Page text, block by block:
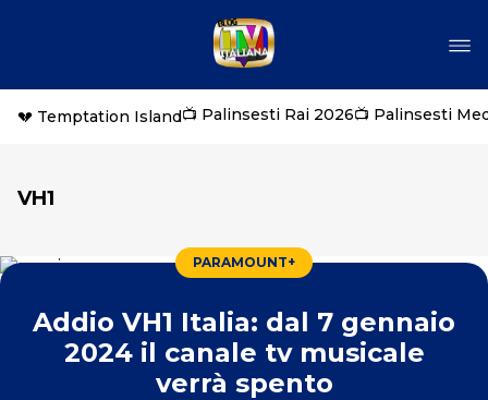
💔 Temptation Island📺 Palinsesti Rai 2026📺 Palinsesti
VH1
PARAMOUNT+
Addio VH1 Italia: dal 7 gennaio
2024 il canale tv musicale
verrà spento